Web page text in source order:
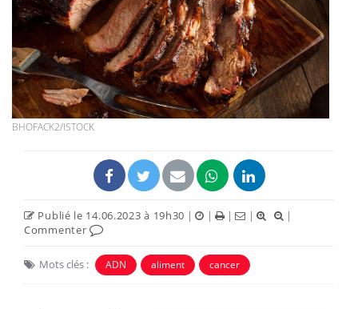
BHOFACK2/ISTOCK
Publié le 14.06.2023 à 19h30 | | | |
|
Commenter
Mots clés : ADN aliment cancer